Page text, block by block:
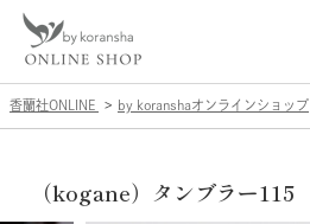
香蘭社ONLINE by koranshaオンラインショップ
（kogane）タンブラー115